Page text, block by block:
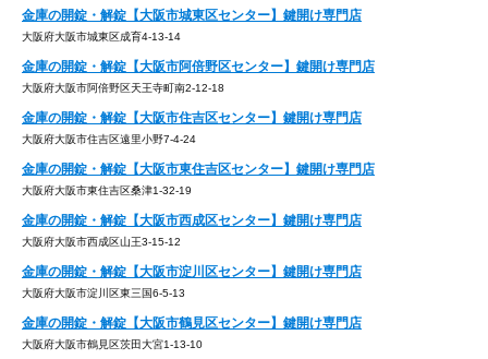
金庫の開錠・解錠【大阪市城東区センター】鍵開け専門店
大阪府大阪市城東区成育4-13-14
金庫の開錠・解錠【大阪市阿倍野区センター】鍵開け専門店
大阪府大阪市阿倍野区天王寺町南2-12-18
金庫の開錠・解錠【大阪市住吉区センター】鍵開け専門店
大阪府大阪市住吉区遠里小野7-4-24
金庫の開錠・解錠【大阪市東住吉区センター】鍵開け専門店
大阪府大阪市東住吉区桑津1-32-19
金庫の開錠・解錠【大阪市西成区センター】鍵開け専門店
大阪府大阪市西成区山王3-15-12
金庫の開錠・解錠【大阪市淀川区センター】鍵開け専門店
大阪府大阪市淀川区東三国6-5-13
金庫の開錠・解錠【大阪市鶴見区センター】鍵開け専門店
大阪府大阪市鶴見区茨田大宮1-13-10